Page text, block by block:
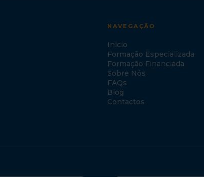
NAVEGAÇÃO
Início
Formação Especializada
Formação Financiada
Sobre Nós
FAQs
Blog
Contactos